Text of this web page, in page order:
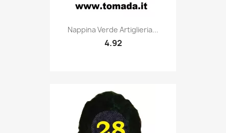
Quick view
Nappina Verde Artiglieria...
4.92